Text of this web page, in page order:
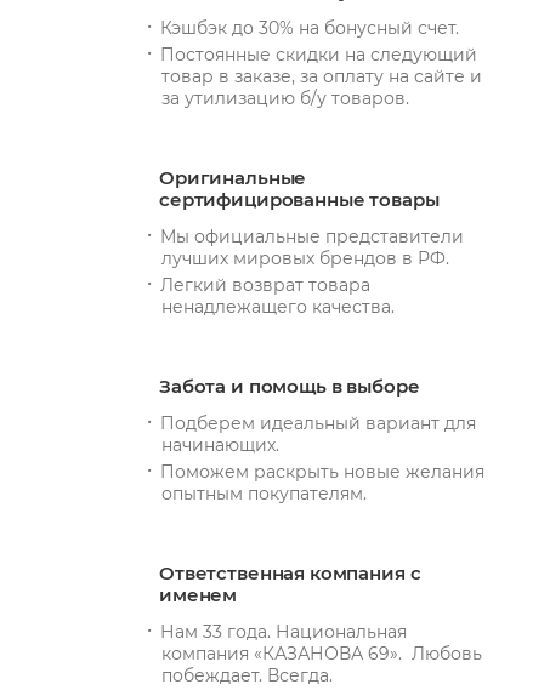
Кэшбэк до 30% на бонусный счет.
Постоянные скидки на следующий
товар в заказе, за оплату на сайте и
за утилизацию б/у товаров.
Оригинальные
сертифицированные товары
Мы официальные представители
лучших мировых брендов в РФ.
Легкий возврат товара
ненадлежащего качества.
Забота и помощь в выборе
Подберем идеальный вариант для
начинающих.
Поможем раскрыть новые желания
опытным покупателям.
Ответственная компания с
именем
Нам 33 года. Национальная
компания «КАЗАНОВА 69». Любовь
побеждает. Всегда.